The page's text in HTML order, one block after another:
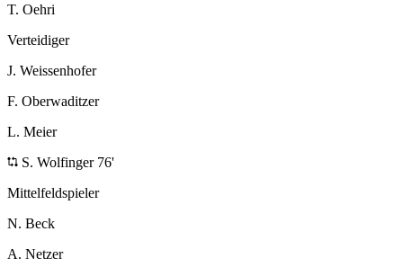
T. Oehri
Verteidiger
J. Weissenhofer
F. Oberwaditzer
L. Meier
S. Wolfinger 76'
Mittelfeldspieler
N. Beck
A. Netzer